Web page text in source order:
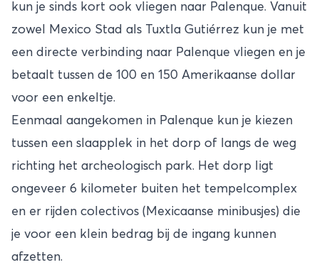
kun je sinds kort ook vliegen naar Palenque. Vanuit
zowel Mexico Stad als Tuxtla Gutiérrez kun je met
een directe verbinding naar Palenque vliegen en je
betaalt tussen de 100 en 150 Amerikaanse dollar
voor een enkeltje.
Eenmaal aangekomen in Palenque kun je kiezen
tussen een slaapplek in het dorp of langs de weg
richting het archeologisch park. Het dorp ligt
ongeveer 6 kilometer buiten het tempelcomplex
en er rijden colectivos (Mexicaanse minibusjes) die
je voor een klein bedrag bij de ingang kunnen
afzetten.